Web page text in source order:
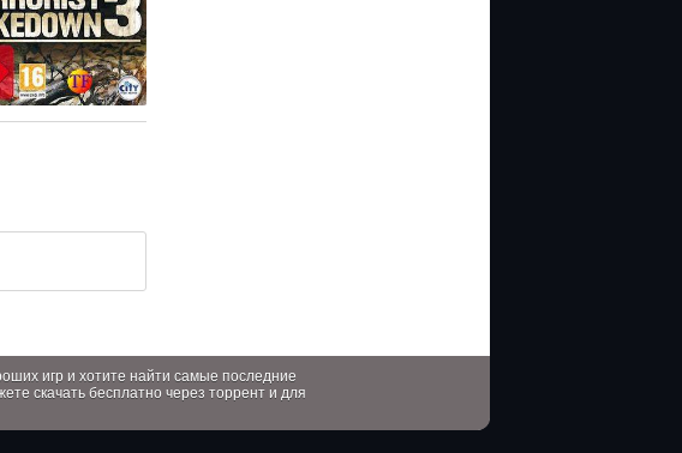
игр и хотите найти самые последние
скачать бесплатно через торрент и для